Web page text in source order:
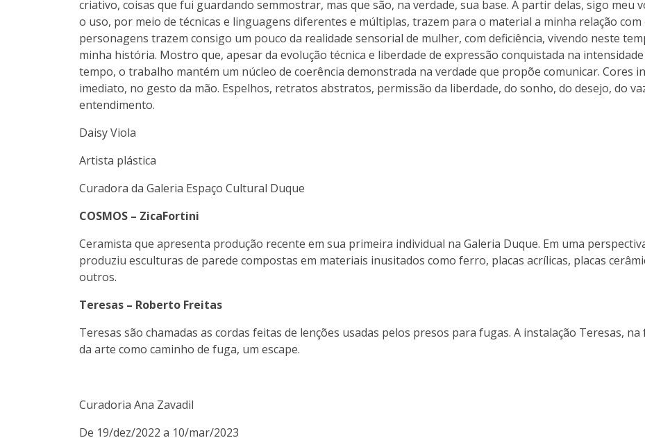
criativo, coisas que fui guardando semmostrar, mas que são, na verdade, sua base. A partir delas, sigo meu
o uso, por meio de técnicas e linguagens diferentes e múltiplas, trazem para o material a minha relação
personagens trazem consigo um pouco da realidade sensorial de mulher, com deficiência, vivendo neste
minha história. Mostro que, apesar da evolução técnica e liberdade de expressão conquistada na
tempo, o trabalho mantém um núcleo de coerência demonstrada na verdade que propõe comunicar. Cores
imediato, no gesto da mão. Espelhos, retratos abstratos, permissão da liberdade, do sonho, do desejo, do
entendimento.
Daisy Viola
Artista plástica
Curadora da Galeria Espaço Cultural Duque
COSMOS – ZicaFortini
Ceramista que apresenta produção recente em sua primeira individual na Galeria Duque. Em uma
produziu esculturas de parede compostas em materiais inusitados como ferro, placas acrílicas, placas
outros.
Teresas – Roberto Freitas
Teresas são chamadas as cordas feitas de lenções usadas pelos presos para fugas. A instalação Teresas,
da arte como caminho de fuga, um escape.
Curadoria Ana Zavadil
De 19/dez/2022 a 10/mar/2023